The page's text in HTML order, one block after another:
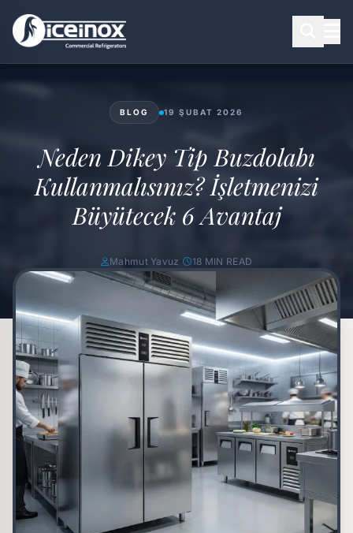
Aramak için Enter'a basınız
BLOG 19 ŞUBAT 2026
Neden Dikey Tip Buzdolabı
Kullanmalısınız? İşletmenizi
Büyütecek 6 Avantaj
Mahmut Yavuz 18 MIN READ